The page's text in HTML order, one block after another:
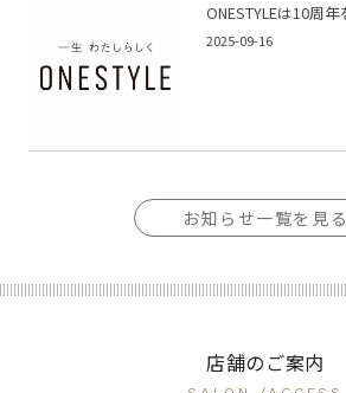
ONESTYLEは10周年
2025-09-16
お知らせ一覧を見る
店舗のご案内